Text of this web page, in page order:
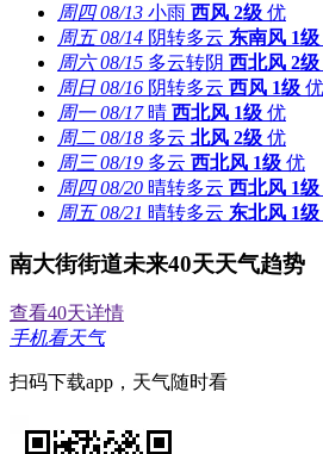
周四 08/13 小雨 西风 2级 优
周五 08/14 阴转多云 东南风 1级
周六 08/15 多云转阴 西北风 2级
周日 08/16 阴转多云 西风 1级 优
周一 08/17 晴 西北风 1级 优
周二 08/18 多云 北风 2级 优
周三 08/19 多云 西北风 1级 优
周四 08/20 晴转多云 西北风 1级
周五 08/21 晴转多云 东北风 1级
南大街街道未来40天天气趋势
查看40天详情
手机看天气
扫码下载app，天气随时看